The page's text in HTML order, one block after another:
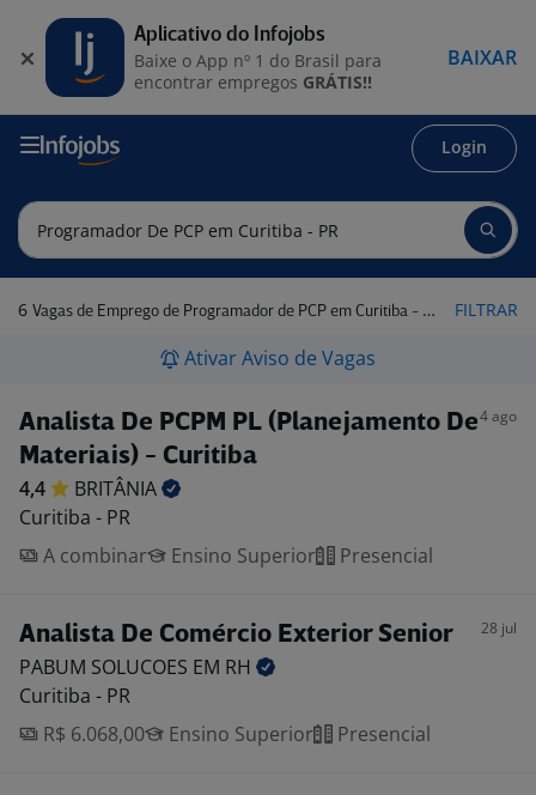
Login
6 Vagas de Emprego de Programador de PCP em Curitiba - PR FILTRAR
Ativar Aviso de Vagas
Analista De PCPM PL (Planejamento De
Materiais) - Curitiba
4 ago
4,4
BRITÂNIA
Curitiba - PR
A combinar
Ensino Superior Presencial
Analista De Comércio Exterior Senior 28 jul
PABUM SOLUCOES EM RH
Curitiba - PR
R$ 6.068,00
Ensino Superior Presencial
Aplicativo do Infojobs
Baixe o App nº 1 do Brasil para
encontrar empregos GRÁTIS!!
BAIXAR